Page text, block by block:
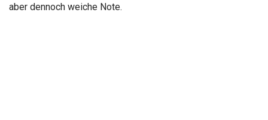
aber dennoch weiche Note.